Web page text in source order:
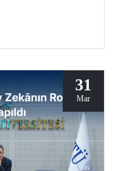
kapsamında
31
Mar